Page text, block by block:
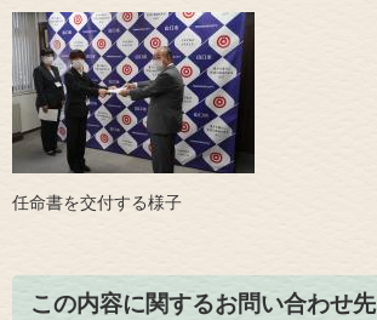
任命書を交付する様子
この内容に関するお問い合わせ先